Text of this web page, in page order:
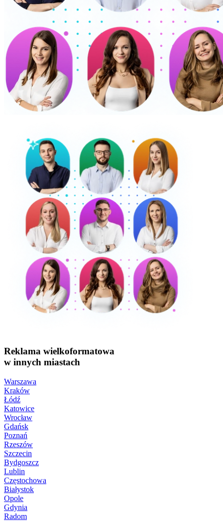
Reklama wielkoformatowa
w innych miastach
Warszawa
Kraków
Łódź
Katowice
Wrocław
Gdańsk
Poznań
Rzeszów
Szczecin
Bydgoszcz
Lublin
Częstochowa
Białystok
Opole
Gdynia
Radom